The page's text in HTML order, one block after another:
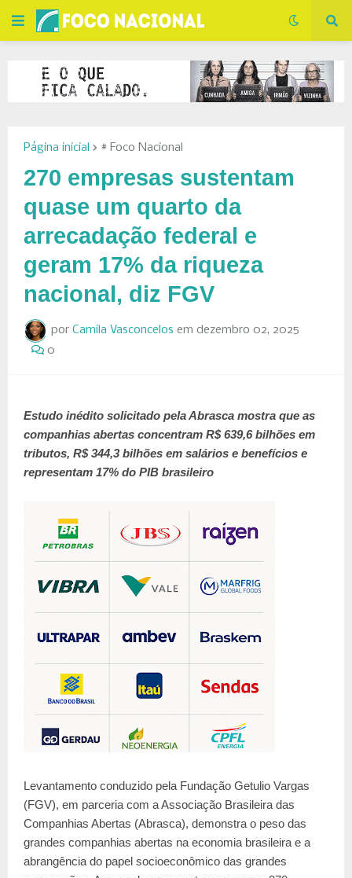
Página inicial # Foco Nacional
270 empresas sustentam
quase um quarto da
arrecadação federal e
geram 17% da riqueza
nacional, diz FGV
por Camila Vasconcelos em dezembro 02, 2025
0
Estudo inédito solicitado pela Abrasca mostra que as
companhias abertas concentram R$ 639,6 bilhões em
tributos, R$ 344,3 bilhões em salários e benefícios e
representam 17% do PIB brasileiro
Levantamento conduzido pela Fundação Getulio Vargas
(FGV), em parceria com a Associação Brasileira das
Companhias Abertas (Abrasca), demonstra o peso das
grandes companhias abertas na economia brasileira e a
abrangência do papel socioeconômico das grandes